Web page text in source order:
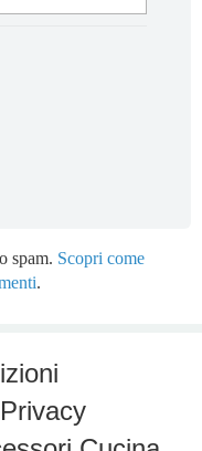
spam. Scopri come
.